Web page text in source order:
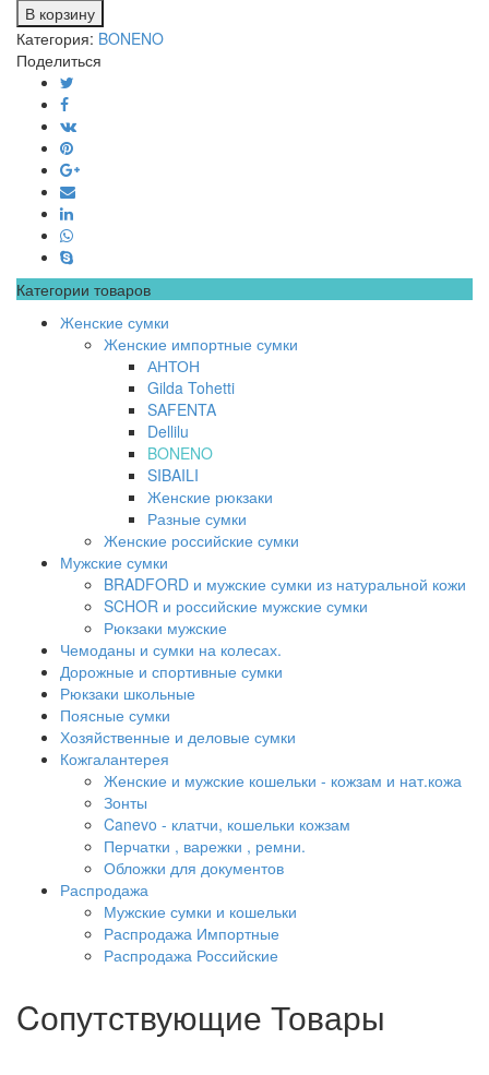
В корзину
Категория: BONENO
Поделиться
Категории товаров
Женские сумки
Женские импортные сумки
АНТОН
Gilda Tohetti
SAFENTA
Dellilu
BONENO
SIBAILI
Женские рюкзаки
Разные сумки
Женские российские сумки
Мужские сумки
BRADFORD и мужские сумки из натуральной кожи
SCHOR и российские мужские сумки
Рюкзаки мужские
Чемоданы и сумки на колесах.
Дорожные и спортивные сумки
Рюкзаки школьные
Поясные сумки
Хозяйственные и деловые сумки
Кожгалантерея
Женские и мужские кошельки - кожзам и нат.кожа
Зонты
Canevo - клатчи, кошельки кожзам
Перчатки , варежки , ремни.
Обложки для документов
Распродажа
Мужские сумки и кошельки
Распродажа Импортные
Распродажа Российские
Cопутствующие Товары